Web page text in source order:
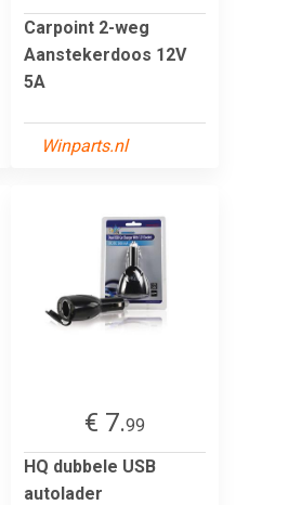
Carpoint 2-weg
Aanstekerdoos 12V
5A
Winparts.nl
€ 7.99
HQ dubbele USB
autolader